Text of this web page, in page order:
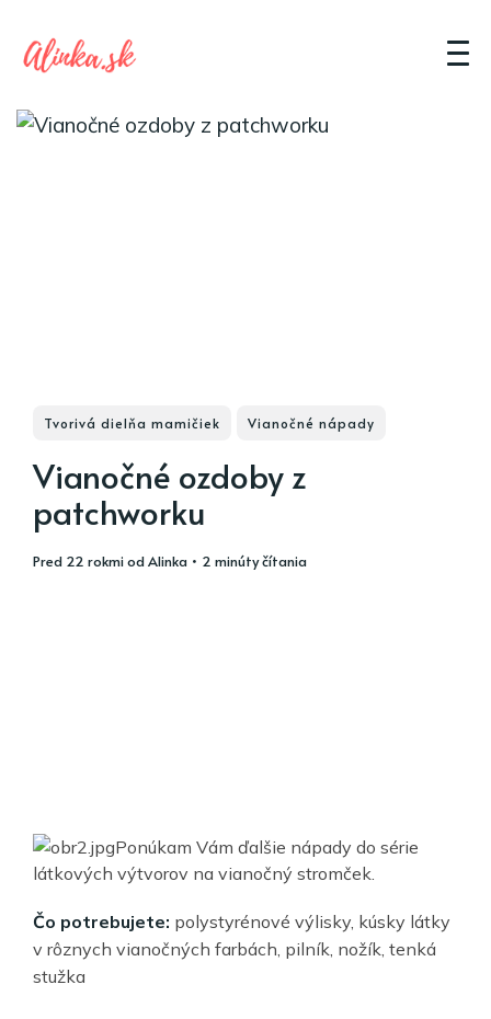
Tvorivá dielňa mamičiek Vianočné nápady
Vianočné ozdoby z
patchworku
pred 22 rokmiodAlinka • 2 minúty čítania
Ponúkam Vám ďalšie nápady do série
látkových výtvorov na vianočný stromček.
Čo potrebujete: polystyrénové výlisky, kúsky látky
v rôznych vianočných farbách, pilník, nožík, tenká
stužka